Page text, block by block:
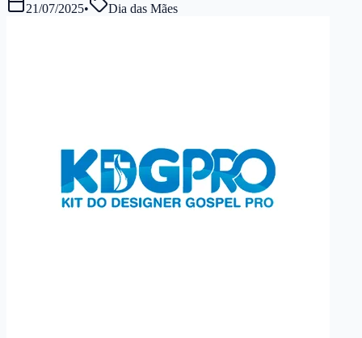
21/07/2025• Dia das Mães